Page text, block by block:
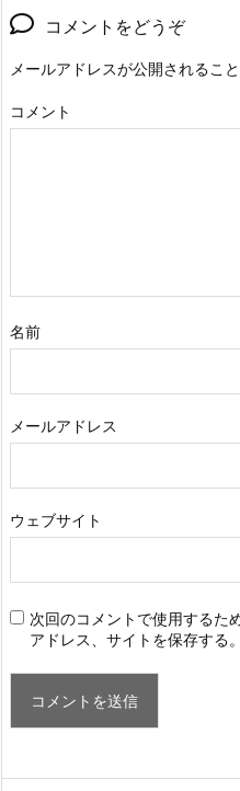
コメントをどうぞ
メールアドレスが公開されるこ
コメント
名前
メールアドレス
ウェブサイト
次回のコメントで使用するた
アドレス、サイトを保存する。